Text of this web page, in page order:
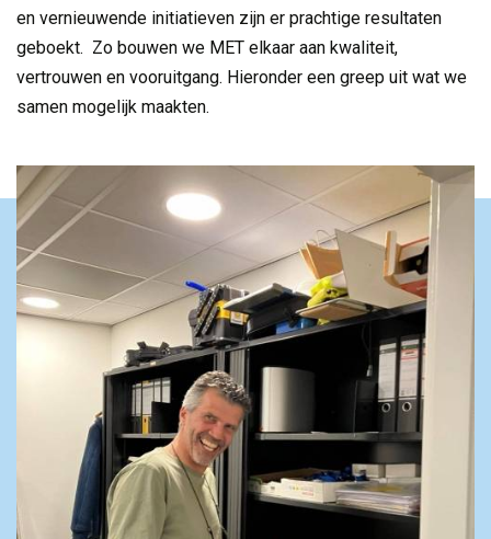
en vernieuwende initiatieven zijn er prachtige resultaten
geboekt. Zo bouwen we MET elkaar aan kwaliteit,
vertrouwen en vooruitgang. Hieronder een greep uit wat we
samen mogelijk maakten.